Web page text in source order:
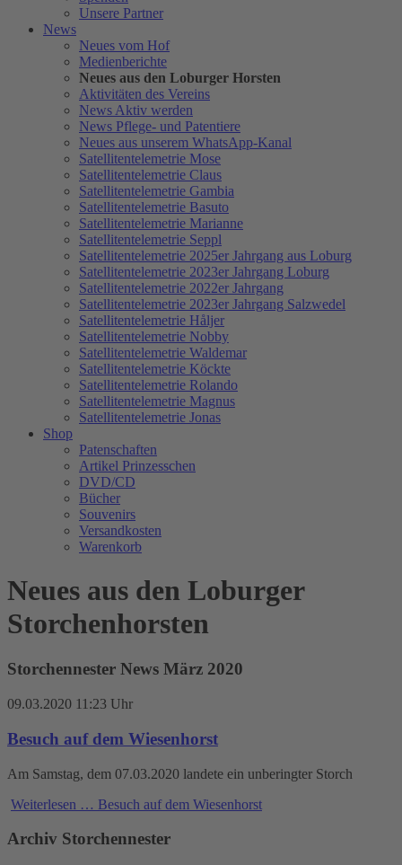
Unsere Partner
News
Neues vom Hof
Medienberichte
Neues aus den Loburger Horsten
Aktivitäten des Vereins
News Aktiv werden
News Pflege- und Patentiere
Neues aus unserem WhatsApp-Kanal
Satellitentelemetrie Mose
Satellitentelemetrie Claus
Satellitentelemetrie Gambia
Satellitentelemetrie Basuto
Satellitentelemetrie Marianne
Satellitentelemetrie Seppl
Satellitentelemetrie 2025er Jahrgang aus Loburg
Satellitentelemetrie 2023er Jahrgang Loburg
Satellitentelemetrie 2022er Jahrgang
Satellitentelemetrie 2023er Jahrgang Salzwedel
Satellitentelemetrie Håljer
Satellitentelemetrie Nobby
Satellitentelemetrie Waldemar
Satellitentelemetrie Köckte
Satellitentelemetrie Rolando
Satellitentelemetrie Magnus
Satellitentelemetrie Jonas
Shop
Patenschaften
Artikel Prinzesschen
DVD/CD
Bücher
Souvenirs
Versandkosten
Warenkorb
Neues aus den Loburger
Storchenhorsten
Storchennester News März 2020
09.03.2020 11:23 Uhr
Besuch auf dem Wiesenhorst
Am Samstag, dem 07.03.2020 landete ein unberingter Storch
Weiterlesen … Besuch auf dem Wiesenhorst
Archiv Storchennester